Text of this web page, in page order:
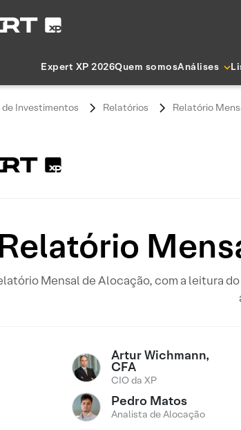
Expert XP 2026Quem somosAnálises
de Investimentos Relatórios Relatório
Mensal de Alocação, com a leitura
Artur Wichmann,
CFA
CIO da XP
Pedro Matos
Analista de Alocação